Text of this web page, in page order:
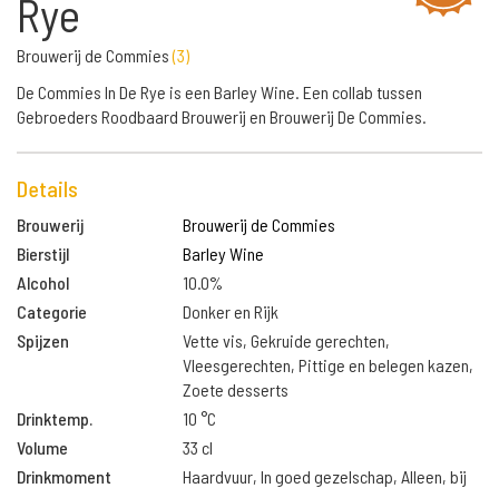
Rye
Brouwerij de Commies(3)
De Commies In De Rye is een Barley Wine. Een collab tussen
Gebroeders Roodbaard Brouwerij en Brouwerij De Commies.
Details
Brouwerij
Brouwerij de Commies
Bierstijl
Barley Wine
Alcohol
10.0%
Categorie
Donker en Rijk
Spijzen
Vette vis, Gekruide gerechten,
Vleesgerechten, Pittige en belegen kazen,
Zoete desserts
Drinktemp.
10 °C
Volume
33 cl
Drinkmoment
Haardvuur, In goed gezelschap, Alleen, bij